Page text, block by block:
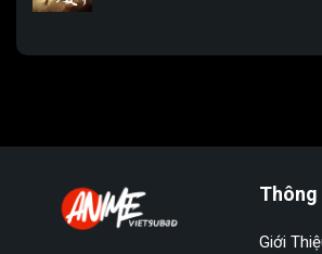
Thông
Giới